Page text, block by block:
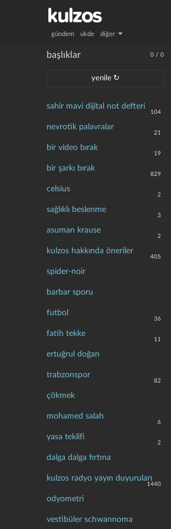
gündem ukde diğer
0 /0
başlıklar
yenile ↻
sahir mavi dijital not defteri
104
nevrotik palavralar
21
bir video bırak
19
bir şarkı bırak
829
celsius
2
sağlıklı beslenme
3
asuman krause
2
kulzos hakkında öneriler
405
spider-noir
barbar sporu
futbol
36
fatih tekke
11
ertuğrul doğan
trabzonspor
82
çökmek
mohamed salah
6
yasa teklifi
2
dalga dalga fırtına
kulzos radyo yayın duyuruları
1440
odyometri
vestibüler schwannoma